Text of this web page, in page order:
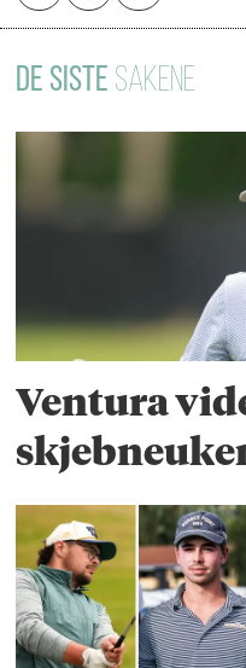
DE SISTE SAKENE
Ventura